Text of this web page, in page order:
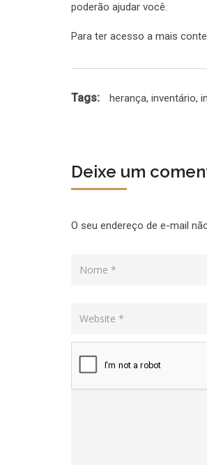
poderão ajudar você.
Para ter acesso a mais
Tags: herança, inventário,
Deixe um
O seu endereço de e-mail